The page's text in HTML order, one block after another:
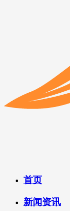
首页
新闻资讯